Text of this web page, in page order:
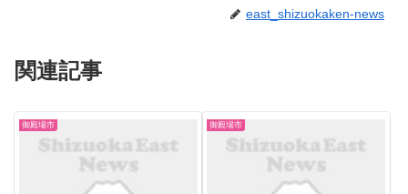
east_shizuokaken-news
関連記事
御殿場市 御殿場市